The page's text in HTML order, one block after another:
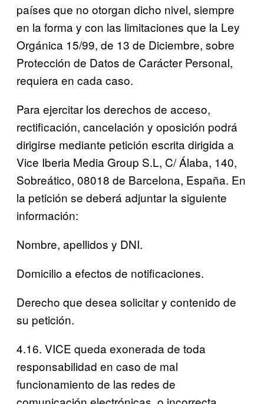
países que no otorgan dicho nivel, siempre
en la forma y con las limitaciones que la Ley
Orgánica 15/99, de 13 de Diciembre, sobre
Protección de Datos de Carácter Personal,
requiera en cada caso.
Para ejercitar los derechos de acceso,
rectificación, cancelación y oposición podrá
dirigirse mediante petición escrita dirigida a
Vice Iberia Media Group S.L, C/ Álaba, 140,
Sobreático, 08018 de Barcelona, España. En
la petición se deberá adjuntar la siguiente
información:
Nombre, apellidos y DNI.
Domicilio a efectos de notificaciones.
Derecho que desea solicitar y contenido de
su petición.
4.16. VICE queda exonerada de toda
responsabilidad en caso de mal
funcionamiento de las redes de